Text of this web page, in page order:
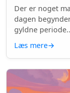
Der er noget
dagen
gyldne
Læs mere→